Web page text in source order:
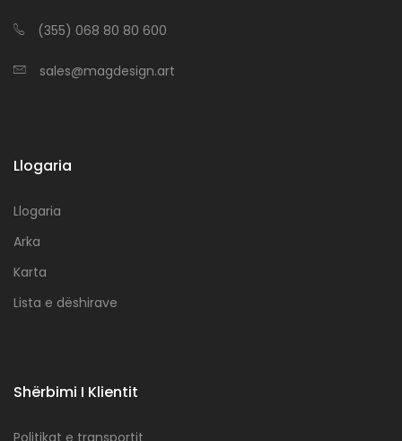
(355) 068 80 80 600
sales@magdesign.art
Llogaria
Llogaria
Arka
Karta
Lista e dëshirave
Shërbimi I Klientit
Politikat e transportit